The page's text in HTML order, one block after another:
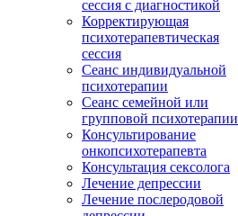
сессия с диагностикой
Корректирующая
психотерапевтическая
сессия
Сеанс индивидуальной
психотерапии
Сеанс семейной или
групповой психотерапии
Консультирование
онкопсихотерапевта
Консультация сексолога
Лечение депрессии
Лечение послеродовой